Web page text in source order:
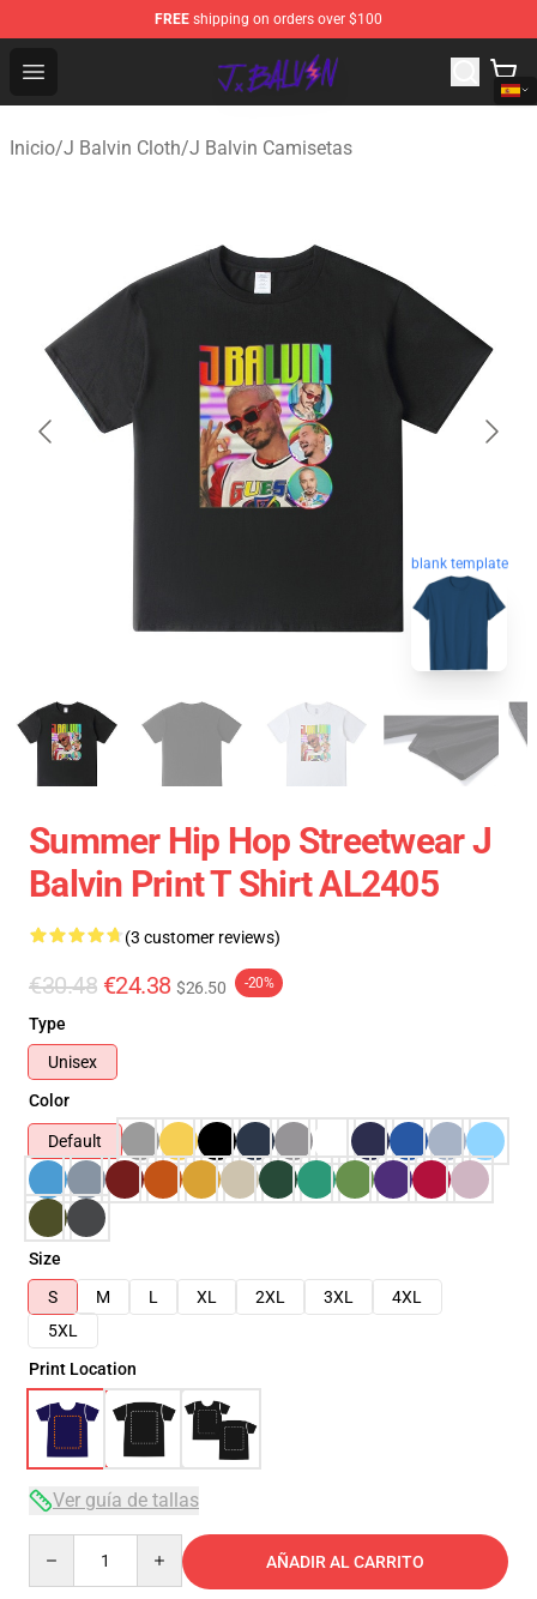
FREE shipping on orders over $100
Open menu
J Balvin Store - Official J Balvin Merchandise Shop
Inicio/J Balvin Cloth/J Balvin Camisetas
blank template
Summer Hip Hop Streetwear J
Balvin Print T Shirt AL2405
(3 customer reviews)
€30.48 €24.38 $26.50 -20%
Type
Unisex
Color
Default
Size
S
M L XL 2XL 3XL
4XL
5XL
Print Location
Ver guía de tallas
AÑADIR AL CARRITO